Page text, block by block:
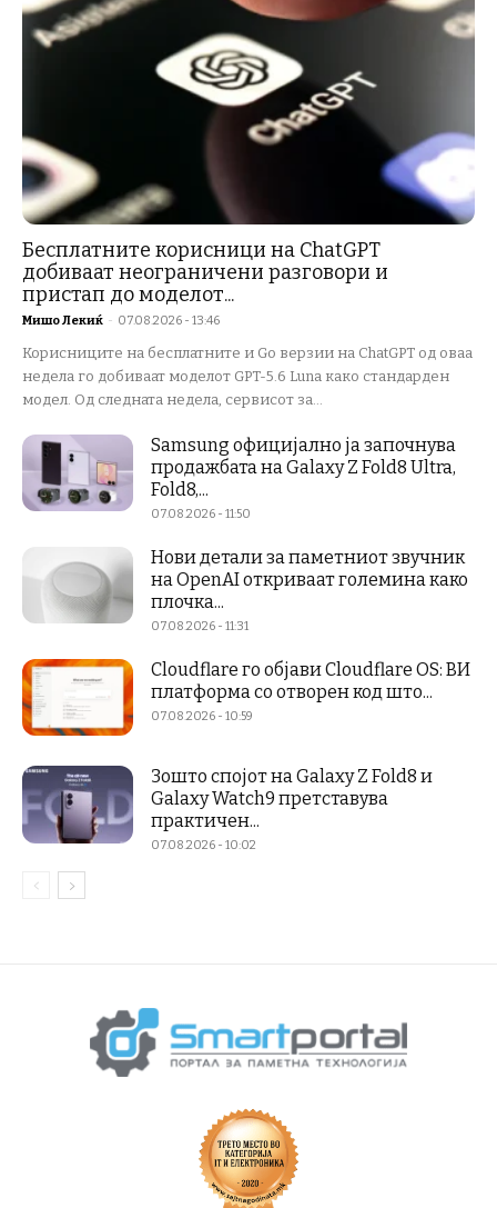
Бесплатните корисници на ChatGPT
добиваат неограничени разговори и
пристап до моделот...
Мишо Лекиќ - 07.08.2026 - 13:46
Корисниците на бесплатните и Go верзии на ChatGPT од оваа
недела го добиваат моделот GPT-5.6 Luna како стандарден
модел. Од следната недела, сервисот за...
Samsung официјално ја започнува
продажбата на Galaxy Z Fold8 Ultra,
Fold8,...
07.08.2026 - 11:50
Нови детали за паметниот звучник
на OpenAI откриваат големина како
плочка...
07.08.2026 - 11:31
Cloudflare го објави Cloudflare OS: ВИ
платформа со отворен код што...
07.08.2026 - 10:59
Зошто спојот на Galaxy Z Fold8 и
Galaxy Watch9 претставува
практичен...
07.08.2026 - 10:02